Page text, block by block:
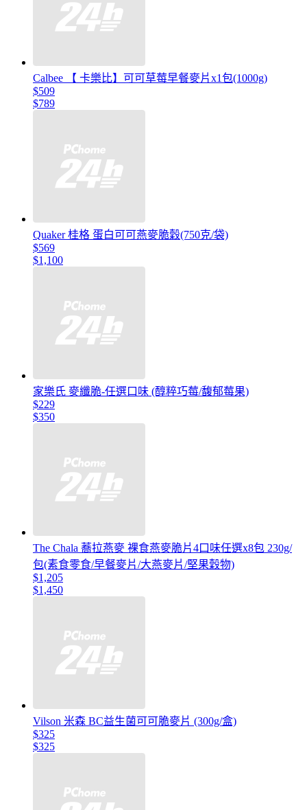
Calbee 【 卡樂比】可可草莓早餐麥片x1包(1000g)
$509
$789
Quaker 桂格 蛋白可可燕麥脆穀(750克/袋)
$569
$1,100
家樂氏 麥纖脆-任選口味 (醇粹巧莓/馥郁莓果)
$229
$350
The Chala 蕎拉燕麥 裸食燕麥脆片4口味任選x8包 230g/
包(素食零食/早餐麥片/大燕麥片/堅果穀物)
$1,205
$1,450
Vilson 米森 BC益生菌可可脆麥片 (300g/盒)
$325
$325